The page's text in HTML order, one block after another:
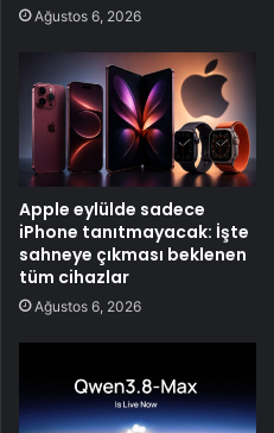
Ağustos 6, 2026
Apple eylülde sadece
iPhone tanıtmayacak: İşte
sahneye çıkması beklenen
tüm cihazlar
Ağustos 6, 2026